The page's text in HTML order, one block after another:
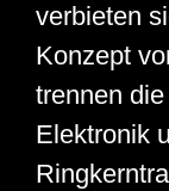
verbieten
Konzept
trennen
Elektronik